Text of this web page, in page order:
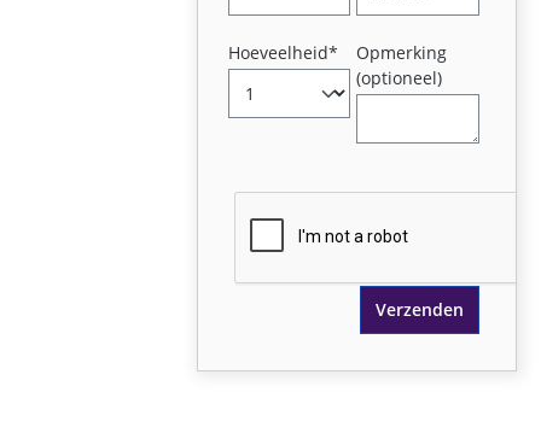
Hoeveelheid*
Opmerking
(optioneel)
Verzenden